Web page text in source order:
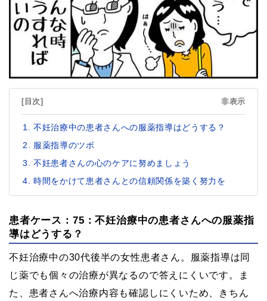
[目次] 非表示
不妊治療中の患者さんへの服薬指導はどうする？
服薬指導のツボ
不妊患者さんの心のケアに努めましょう
時間をかけて患者さんとの信頼関係を築く努力を
患者ケース：75：不妊治療中の患者さんへの服薬指
導はどうする？
不妊治療中の30代後半の女性患者さん。服薬指導は同
じ薬でも個々の治療が異なるので答えにくいです。ま
た、患者さんへ治療内容も確認しにくいため、きちん